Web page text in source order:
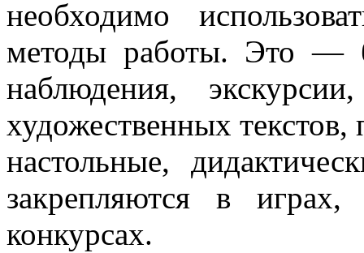
необходимо
методы работы. Это —
наблюдения,
художественных
настольные,
закрепляются в играх,
конкурсах.